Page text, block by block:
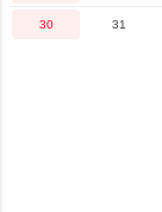
30 31